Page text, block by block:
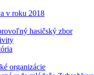
v roku 2018
hasičský zbor
organizácie